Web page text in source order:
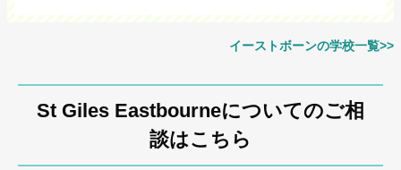
イーストボーンの学校一覧>>
St Giles Eastbourneについてのご相
談はこちら